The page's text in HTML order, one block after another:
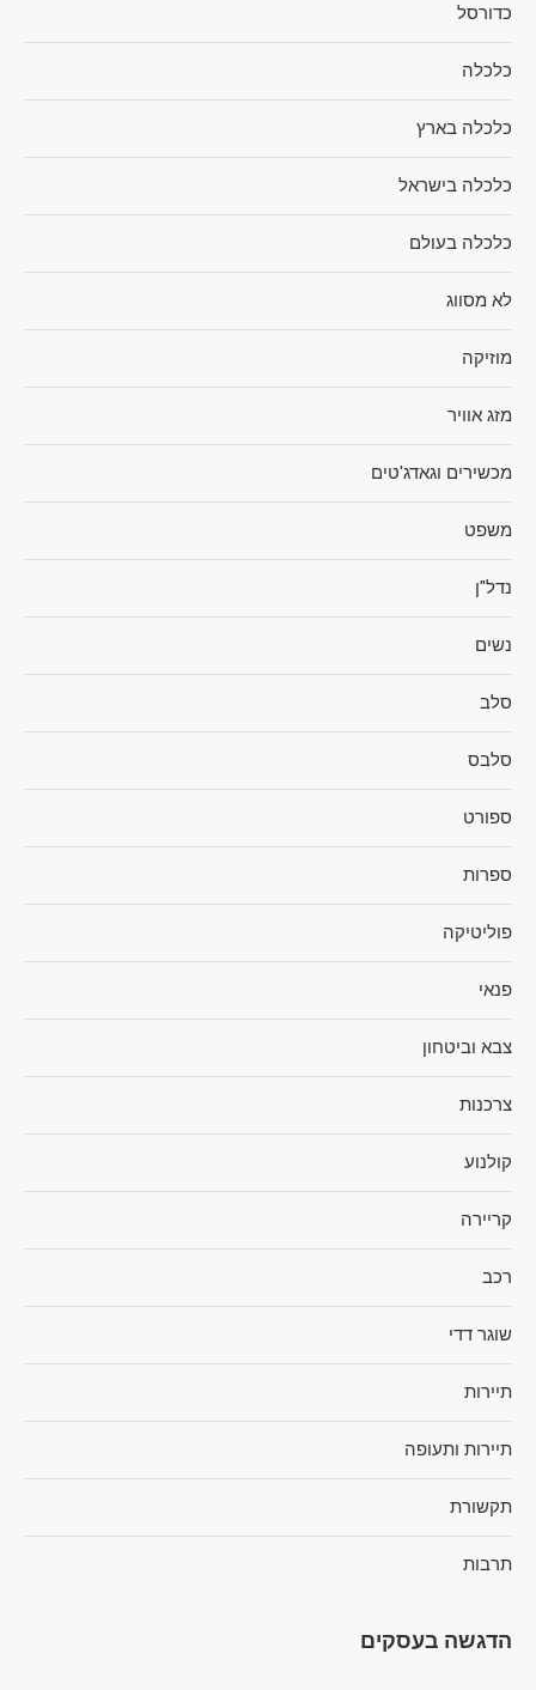
כדורסל
כלכלה
כלכלה בארץ
כלכלה בישראל
כלכלה בעולם
לא מסווג
מוזיקה
מזג אוויר
מכשירים וגאדג'טים
משפט
נדל"ן
נשים
סלב
סלבס
ספורט
ספרות
פוליטיקה
פנאי
צבא וביטחון
צרכנות
קולנוע
קריירה
רכב
שוגר דדי
תיירות
תיירות ותעופה
תקשורת
תרבות
הדגשה בעסקים